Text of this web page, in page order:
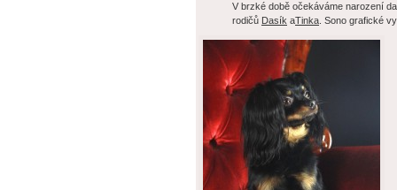
V brzké době očekáváme narození
rodičů Dasík aTinka . Sono grafické